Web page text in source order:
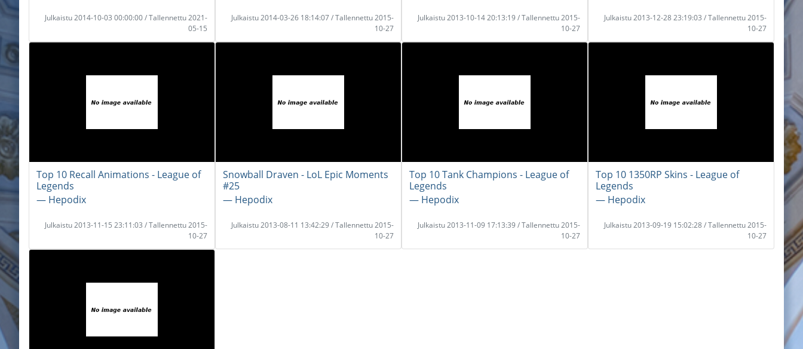
Julkaistu 2014-10-03 00:00:00 / Tallennettu 2021-
05-15
Julkaistu 2014-03-26 18:14:07 / Tallennettu 2015-
10-27
Julkaistu 2013-10-14 20:13:19 / Tallennettu 2015-
10-27
Julkaistu 2013-12-28 23:19:03 / Tallennettu 2015-
10-27
Top 10 Recall Animations - League of
Legends
― Hepodix
Julkaistu 2013-11-15 23:11:03 / Tallennettu 2015-
10-27
Snowball Draven - LoL Epic Moments
#25
― Hepodix
Julkaistu 2013-08-11 13:42:29 / Tallennettu 2015-
10-27
Top 10 Tank Champions - League of
Legends
― Hepodix
Julkaistu 2013-11-09 17:13:39 / Tallennettu 2015-
10-27
Top 10 1350RP Skins - League of
Legends
― Hepodix
Julkaistu 2013-09-19 15:02:28 / Tallennettu 2015-
10-27